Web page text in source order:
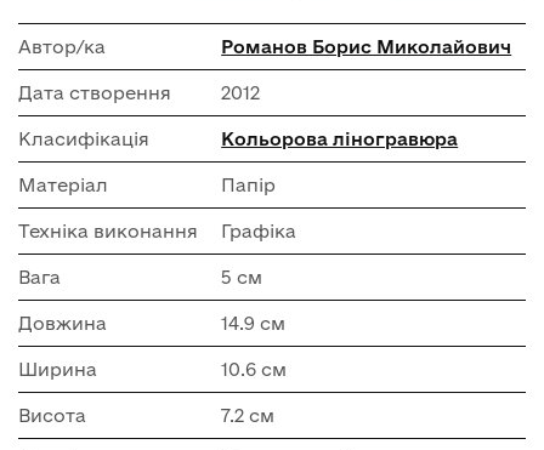
Автор/ка Романов Борис Миколайович
Дата створення 2012
Класифікація Кольорова ліногравюра
Матеріал Папір
Техніка виконання Графіка
Вага 5 см
Довжина 14.9 см
Ширина 10.6 см
Висота 7.2 см